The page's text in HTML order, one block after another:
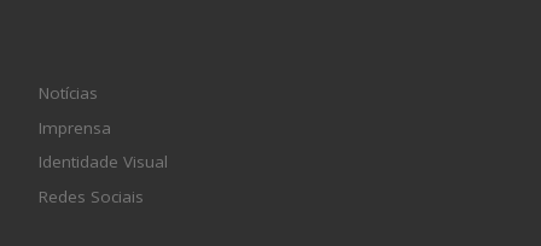
Notícias
Imprensa
Identidade Visual
Redes Sociais